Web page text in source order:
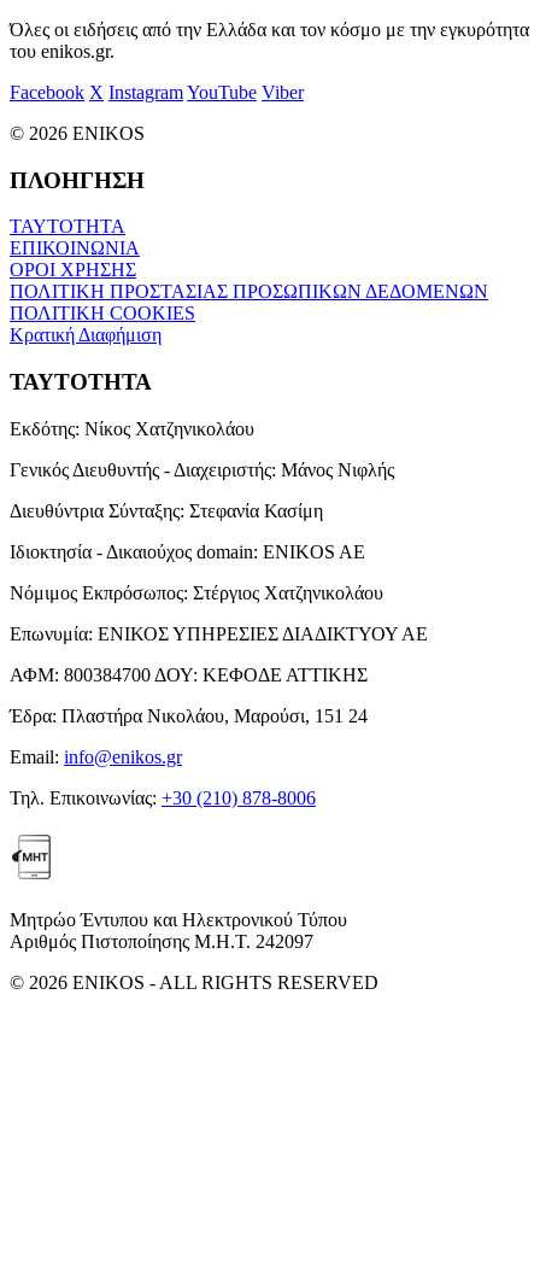
Όλες οι ειδήσεις από την Ελλάδα και τον κόσμο με την εγκυρότητα
του enikos.gr.
Facebook X InstagramYouTube Viber
© 2026 ENIKOS
ΠΛΟΗΓΗΣΗ
ΤΑΥΤΟΤΗΤΑ
ΕΠΙΚΟΙΝΩΝΙΑ
ΟΡΟΙ ΧΡΗΣΗΣ
ΠΟΛΙΤΙΚΗ ΠΡΟΣΤΑΣΙΑΣ ΠΡΟΣΩΠΙΚΩΝ ΔΕΔΟΜΕΝΩΝ
ΠΟΛΙΤΙΚΗ COOKIES
Κρατική Διαφήμιση
ΤΑΥΤΟΤΗΤΑ
Εκδότης: Νίκος Χατζηνικολάου
Γενικός Διευθυντής - Διαχειριστής: Μάνος Νιφλής
Διευθύντρια Σύνταξης: Στεφανία Κασίμη
Ιδιοκτησία - Δικαιούχος domain: ENIKOS AE
Νόμιμος Εκπρόσωπος: Στέργιος Χατζηνικολάου
Επωνυμία: ΕΝΙΚΟΣ ΥΠΗΡΕΣΙΕΣ ΔΙΑΔΙΚΤΥΟΥ ΑΕ
ΑΦΜ: 800384700 ΔΟΥ: ΚΕΦΟΔΕ ΑΤΤΙΚΗΣ
Έδρα: Πλαστήρα Νικολάου, Μαρούσι, 151 24
Email: info@enikos.gr
Τηλ. Επικοινωνίας: +30 (210) 878-8006
Μητρώο Έντυπου και Ηλεκτρονικού Τύπου
Αριθμός Πιστοποίησης Μ.Η.Τ. 242097
© 2026 ENIKOS - ALL RIGHTS RESERVED